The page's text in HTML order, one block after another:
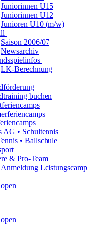
Juniorinnen U15
Juniorinnen U12
Junioren U10 (m/w)
Saison 2006/07
Newsarchiv
LK-Berechnung
buchen
AG • Schultennis
• Ballschule
& Pro-Team
Anmeldung Leistungscamp